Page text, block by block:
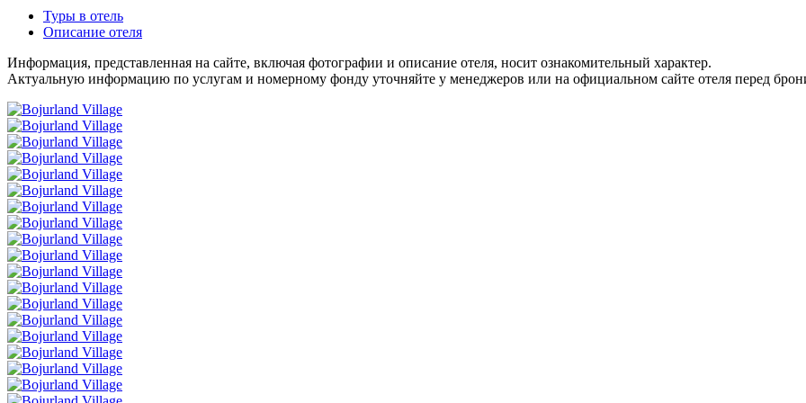
Туры в отель
Описание отеля
Информация, представленная на сайте, включая фотографии и описание отеля, носит ознакомительный характер.
Актуальную информацию по услугам и номерному фонду уточняйте у менеджеров или на официальном сайте отеля перед